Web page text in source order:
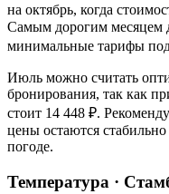
на октябрь, когда
Самым дорогим месяцем
минимальные тарифы
Июль можно считать
бронирования, так как
стоит 14 448 ₽.
цены остаются
погоде.
Температура ·